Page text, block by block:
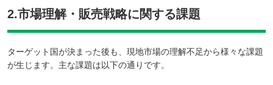
2.市場理解・販売戦略に関する課題
ターゲット国が決まった後も、現地市場の理解不足から様々な課題
が生じます。主な課題は以下の通りです。